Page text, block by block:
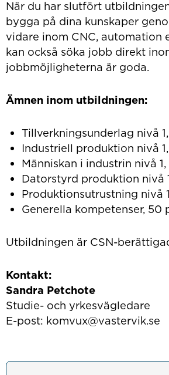
När du har slutfört
bygga på dina kunskaper
vidare inom CNC, automation
kan också söka jobb direkt
jobbmöjligheterna är goda.
Ämnen inom utbildningen:
Tillverkningsunderlag nivå
Industriell produktion nivå
Människan i industrin nivå 1,
Datorstyrd produktion nivå
Produktionsutrustning nivå
Generella kompetenser, 50
Utbildningen är CSN-
Kontakt:
Sandra Petchote
Studie- och yrkesvägledare
E-post: komvux@vastervik.se